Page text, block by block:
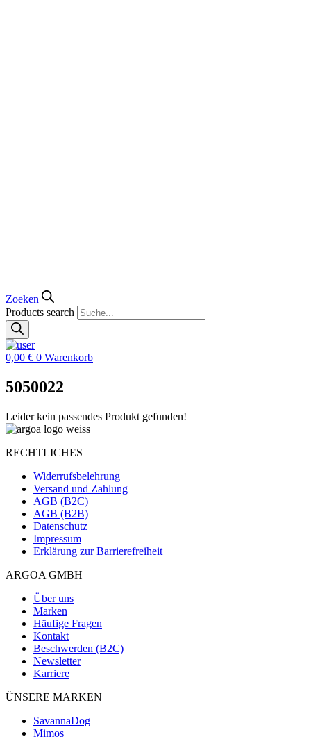
Zoeken
Products search
0,00 € 0 Warenkorb
5050022
Leider kein passendes Produkt gefunden!
RECHTLICHES
Widerrufsbelehrung
Versand und Zahlung
AGB (B2C)
AGB (B2B)
Datenschutz
Impressum
Erklärung zur Barrierefreiheit
ARGOA GMBH
Über uns
Marken
Häufige Fragen
Kontakt
Beschwerden (B2C)
Newsletter
Karriere
ÜNSERE MARKEN
SavannaDog
Mimos